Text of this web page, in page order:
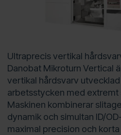
Ultraprecis vertikal
Danobat Mikroturn Vertical
vertikal hårdsvarv
arbetsstycken med extremt
Maskinen kombinerar
dynamik och simultan ID/
maximal precision och